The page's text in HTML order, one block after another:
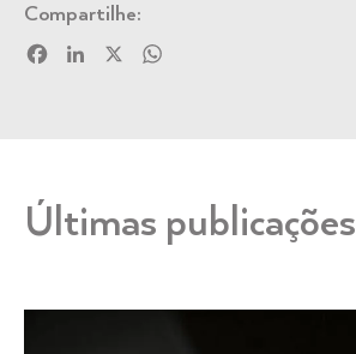
Compartilhe:
FacebookLinkedIn
Últimas publicações